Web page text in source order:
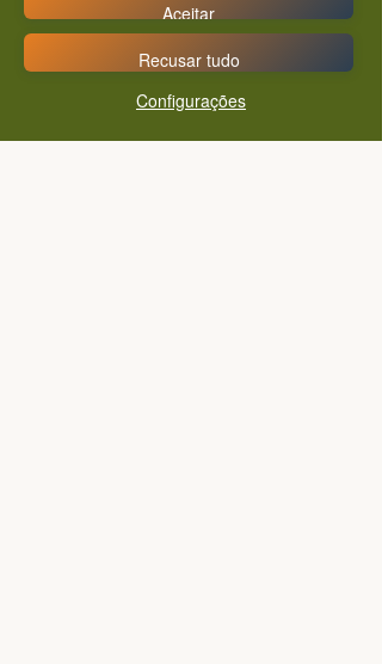
Configurações
Recusar tudo
Aceitar